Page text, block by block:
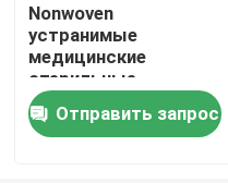
Портативные машины
Медицинский прибор
Nonwoven
устранимые
медицинские
стерильные
хирургические
задрапировывают
сторону листа
Отправить запрос